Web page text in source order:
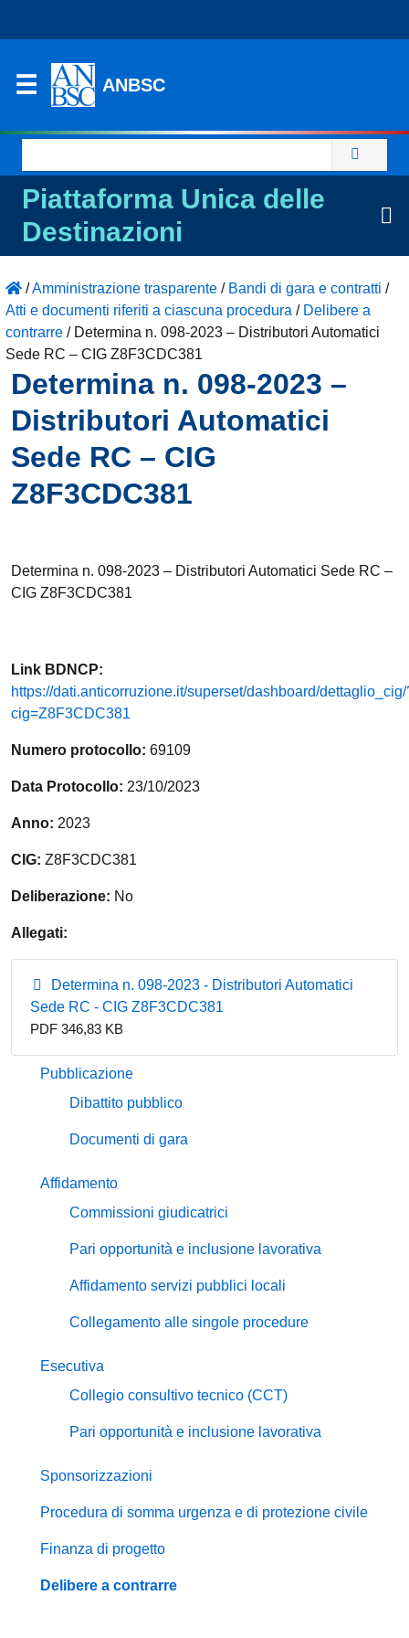
ANBSC
per:
Piattaforma Unica delle
Destinazioni
/Amministrazione trasparente / Bandi di gara e contratti /
Atti e documenti riferiti a ciascuna procedura / Delibere a
contrarre / Determina n. 098-2023 – Distributori Automatici
Sede RC – CIG Z8F3CDC381
Determina n. 098-2023 –
Distributori Automatici
Sede RC – CIG
Z8F3CDC381
Determina n. 098-2023 – Distributori Automatici Sede RC –
CIG Z8F3CDC381
Link BDNCP:
https://dati.anticorruzione.it/superset/dashboard/dettaglio_cig/
cig=Z8F3CDC381
Numero protocollo: 69109
Data Protocollo: 23/10/2023
Anno: 2023
CIG: Z8F3CDC381
Deliberazione: No
Allegati:
Determina n. 098-2023 - Distributori Automatici
Sede RC - CIG Z8F3CDC381
PDF 346,83 KB
Pubblicazione
Dibattito pubblico
Documenti di gara
Affidamento
Commissioni giudicatrici
Pari opportunità e inclusione lavorativa
Affidamento servizi pubblici locali
Collegamento alle singole procedure
Esecutiva
Collegio consultivo tecnico (CCT)
Pari opportunità e inclusione lavorativa
Sponsorizzazioni
Procedura di somma urgenza e di protezione civile
Finanza di progetto
Delibere a contrarre